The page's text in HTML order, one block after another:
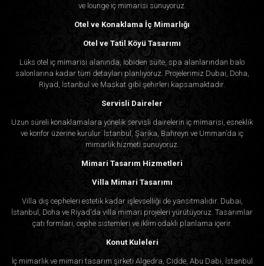
ve lounge iç mimarisi sunuyoruz.
Otel ve Konaklama İç Mimarlığı
Otel ve Tatil Köyü Tasarımı
Lüks otel iç mimarisi alanında, lobiden süite, spa alanlarından balo
salonlarına kadar tüm detayları planlıyoruz. Projelerimiz Dubai, Doha,
Riyad, İstanbul ve Maskat gibi şehirleri kapsamaktadır.
Servisli Daireler
Uzun süreli konaklamalara yönelik servisli dairelerin iç mimarisi, esneklik
ve konfor üzerine kurulur. İstanbul, Şarika, Bahreyn ve Umman’da iç
mimarlık hizmeti sunuyoruz.
Mimari Tasarım Hizmetleri
Villa Mimari Tasarımı
Villa dış cepheleri estetik kadar işlevselliği de yansıtmalıdır. Dubai,
İstanbul, Doha ve Riyad’da villa mimari projeleri yürütüyoruz. Tasarımlar
çatı formları, cephe sistemleri ve iklim odaklı planlama içerir.
Konut Kuleleri
İç mimarlık ve mimari tasarım şirketi Algedra, Cidde, Abu Dabi, İstanbul